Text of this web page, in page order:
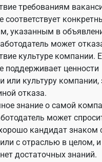
требованиям
соответствует
указанным в
может
культуре компании.
поддерживает ценности
или культуру
отказа.
знание о самой
может
кандидат знаком
с отраслью в целом, и
достаточных знаний.